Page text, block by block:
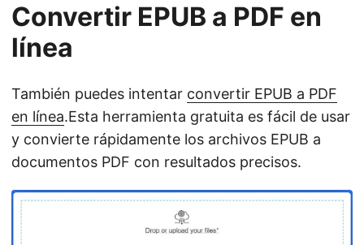
Convertir EPUB a PDF en
línea
También puedes intentar convertir EPUB a PDF
en línea.Esta herramienta gratuita es fácil de usar
y convierte rápidamente los archivos EPUB a
documentos PDF con resultados precisos.